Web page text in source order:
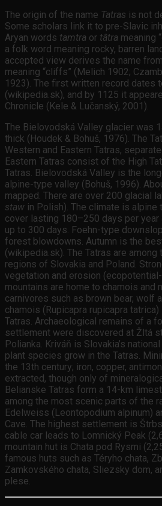
The origin of the name Tatras is not
Some scholars link it to pre-Slavic
Aryan words tamtra or tâtra meaning
a folk word meaning rocky, barren
accepted view derives the name
meaning “cliffs” (Melich 1902;
1923). The first written record dates
(wikipedia.sk), and by 1125 it
Chronicle (Kele & Lučanský, 2001).
The Bielovodská Valley glacier was
thick (Houdek & Bohuš, 1976). The
Western and Eastern Tatras,
Eastern Tatras consist of the High
Tatras. Bielovodská Valley is the
alpine-type valley (Bohuš, 1996).
mapped. There are over 200 glacial
staw in Polish). The climate is alpine
cover lasting 180–250 days per year
up to 300 days. Foehn-type
forest blowdowns. Autumn is the
(wikipedia.sk). The Tatras are
regions of Slovakia and Poland.
vegetation and erosion
mountains are home to chamois and
carnivores such as brown bear, wolf
chamois (Rupicapra rupicapra
Tatras. Archaeological remains of a
settlement were discovered at Žltá
Polianka. Kriváň is Slovakia’s
plant species grow in the Tatras.
the 13th century; iron, copper,
extracted, though only of
Belianske Tatras form a 14-km
among the most scenic parts of the
Edelweiss (Leontopodium alpinum)
Cave. The highest settlement is
cable car leads to Lomnický Peak
mountain hut is Chata pod Rysmi
famous huts such as Téryho chata,
Zamkovského chata, Sliezsky dom,
plese.